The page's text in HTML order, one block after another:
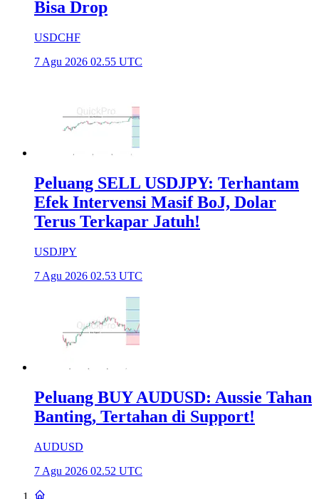
Bisa Drop
USDCHF
7 Agu 2026 02.55 UTC
Peluang SELL USDJPY: Terhantam
Efek Intervensi Masif BoJ, Dolar
Terus Terkapar Jatuh!
USDJPY
7 Agu 2026 02.53 UTC
Peluang BUY AUDUSD: Aussie Tahan
Banting, Tertahan di Support!
AUDUSD
7 Agu 2026 02.52 UTC